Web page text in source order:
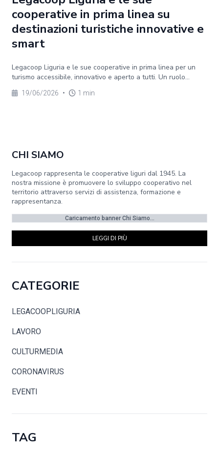
cooperative in prima linea su
destinazioni turistiche innovative e
smart
Legacoop Liguria e le sue cooperative in prima linea per un
turismo accessibile, innovativo e aperto a tutti. Un ruolo...
19/06/2026 • 1 min
CHI SIAMO
Legacoop rappresenta le cooperative liguri dal 1945. La
nostra missione è promuovere lo sviluppo cooperativo nel
territorio attraverso servizi di assistenza, formazione e
rappresentanza.
Caricamento banner Chi Siamo...
LEGGI DI PIÙ
CATEGORIE
LEGACOOPLIGURIA
LAVORO
CULTURMEDIA
CORONAVIRUS
EVENTI
TAG